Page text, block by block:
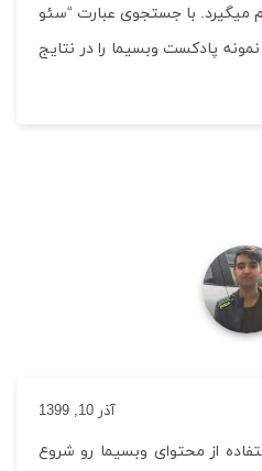
با جستجوی عبارت “سئو
وبسیما را در نتایج
98 استفاده از محتوای وبسیما رو شروع